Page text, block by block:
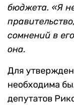
бюджета. «Я
сомнений в
она.
Для
необходима
депутатов